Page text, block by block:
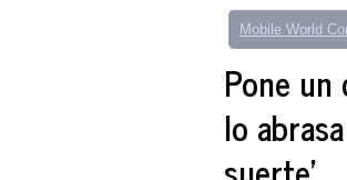
Mobile World
Pone
lo